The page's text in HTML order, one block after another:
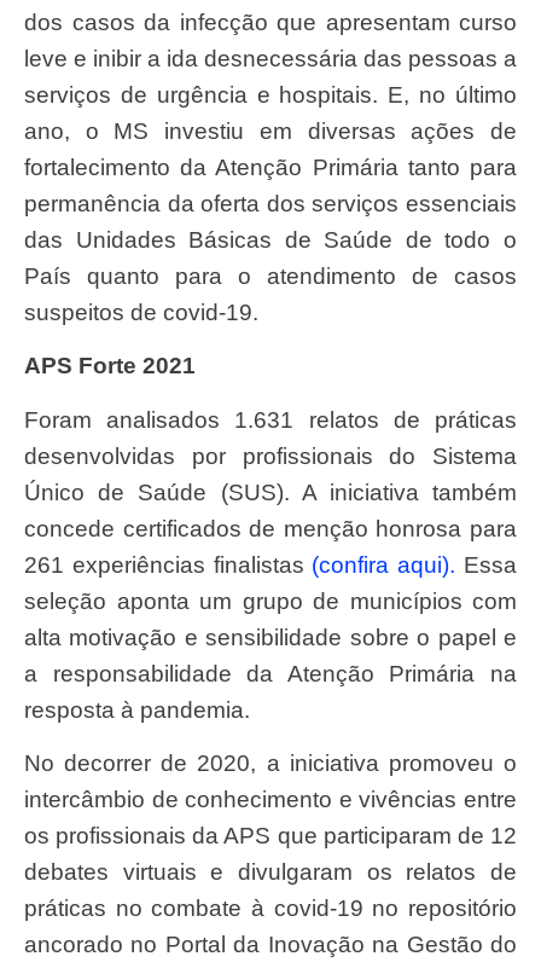
dos casos da infecção que apresentam curso
leve e inibir a ida desnecessária das pessoas a
serviços de urgência e hospitais. E, no último
ano, o MS investiu em diversas ações de
fortalecimento da Atenção Primária tanto para
permanência da oferta dos serviços essenciais
das Unidades Básicas de Saúde de todo o
País quanto para o atendimento de casos
suspeitos de covid-19.
APS Forte 2021
Foram analisados 1.631 relatos de práticas
desenvolvidas por profissionais do Sistema
Único de Saúde (SUS). A iniciativa também
concede certificados de menção honrosa para
261 experiências finalistas (confira aqui). Essa
seleção aponta um grupo de municípios com
alta motivação e sensibilidade sobre o papel e
a responsabilidade da Atenção Primária na
resposta à pandemia.
No decorrer de 2020, a iniciativa promoveu o
intercâmbio de conhecimento e vivências entre
os profissionais da APS que participaram de 12
debates virtuais e divulgaram os relatos de
práticas no combate à covid-19 no repositório
ancorado no Portal da Inovação na Gestão do